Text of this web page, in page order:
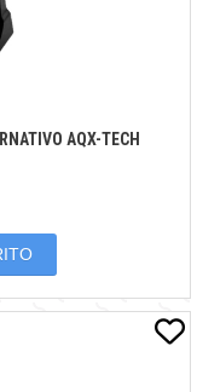
AQX-TECH